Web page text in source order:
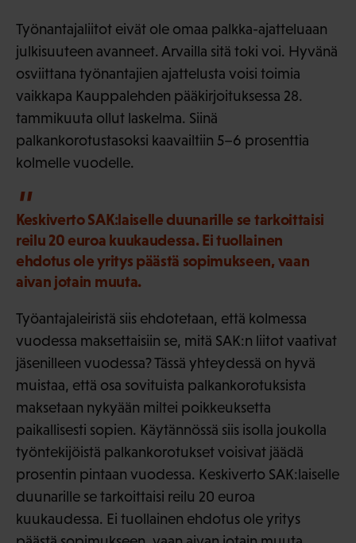
Työnantajaliitot eivät ole omaa palkka-ajatteluaan
julkisuuteen avanneet. Arvailla sitä toki voi. Hyvänä
osviittana työnantajien ajattelusta voisi toimia
vaikkapa Kauppalehden pääkirjoituksessa 28.
tammikuuta ollut laskelma. Siinä
palkankorotustasoksi kaavailtiin 5–6 prosenttia
kolmelle vuodelle.
Keskiverto SAK:laiselle duunarille se tarkoittaisi
reilu 20 euroa kuukaudessa. Ei tuollainen
ehdotus ole yritys päästä sopimukseen, vaan
aivan jotain muuta.
Työantajaleiristä siis ehdotetaan, että kolmessa
vuodessa maksettaisiin se, mitä SAK:n liitot vaativat
jäsenilleen vuodessa? Tässä yhteydessä on hyvä
muistaa, että osa sovituista palkankorotuksista
maksetaan nykyään miltei poikkeuksetta
paikallisesti sopien. Käytännössä siis isolla joukolla
työntekijöistä palkankorotukset voisivat jäädä
prosentin pintaan vuodessa. Keskiverto SAK:laiselle
duunarille se tarkoittaisi reilu 20 euroa
kuukaudessa. Ei tuollainen ehdotus ole yritys